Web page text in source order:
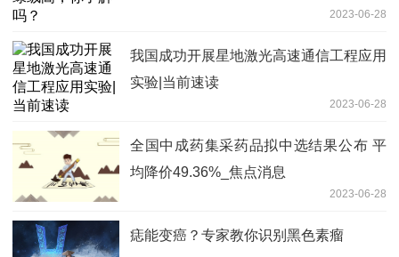
2023-06-28
我国成功开展星地激光高速通信工程应用
实验|当前速读
2023-06-28
全国中成药集采药品拟中选结果公布 平
均降价49.36%_焦点消息
2023-06-28
痣能变癌？专家教你识别黑色素瘤